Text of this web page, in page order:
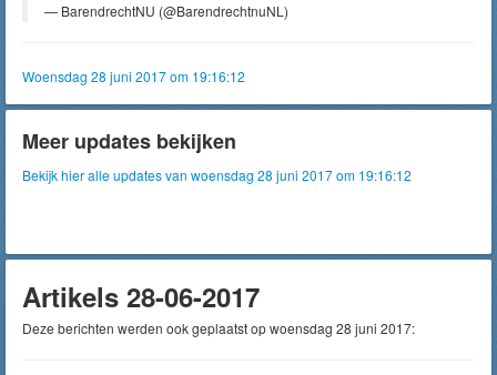
— BarendrechtNU (@BarendrechtnuNL)
Woensdag 28 juni 2017 om 19:16:12
Meer updates bekijken
Bekijk hier alle updates van woensdag 28 juni 2017 om 19:16:12
Artikels 28-06-2017
Deze berichten werden ook geplaatst op woensdag 28 juni 2017: